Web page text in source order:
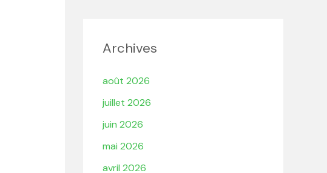
Archives
août 2026
juillet 2026
juin 2026
mai 2026
avril 2026